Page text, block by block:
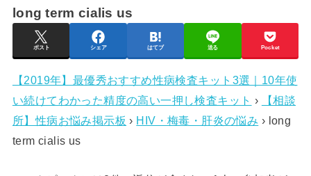
long term cialis us
ポスト シェア はてブ 送る Pocket
【2019年】最優秀おすすめ性病検査キット3選｜10年使
い続けてわかった精度の高い一押し検査キット ›
【相談
所】性病お悩み掲示板 › HIV・梅毒・肝炎の悩み › long
term cialis us